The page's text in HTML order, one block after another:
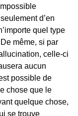
d’en
quel type
même, si par
celle-ci
aucun
possible de
chose que le
quelque chose,
se trouve